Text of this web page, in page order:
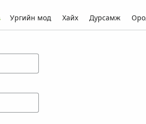
Ургийн мод Хайх Дурсамж